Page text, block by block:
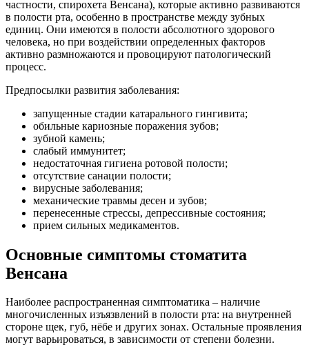
частности, спирохета Венсана), которые активно развиваются
в полости рта, особенно в пространстве между зубных
единиц. Они имеются в полости абсолютного здорового
человека, но при воздействии определенных факторов
активно размножаются и провоцируют патологический
процесс.
Предпосылки развития заболевания:
запущенные стадии катарального гингивита;
обильные кариозные поражения зубов;
зубной камень;
слабый иммунитет;
недостаточная гигиена ротовой полости;
отсутствие санации полости;
вирусные заболевания;
механические травмы десен и зубов;
перенесенные стрессы, депрессивные состояния;
прием сильных медикаментов.
Основные симптомы стоматита
Венсана
Наиболее распространенная симптоматика – наличие
многочисленных изъязвлений в полости рта: на внутренней
стороне щек, губ, нёбе и других зонах. Остальные проявления
могут варьироваться, в зависимости от степени болезни.